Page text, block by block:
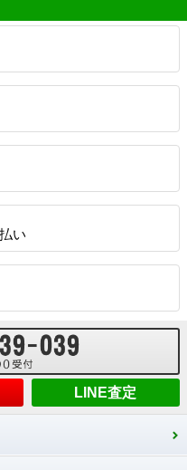
い
LINE査定